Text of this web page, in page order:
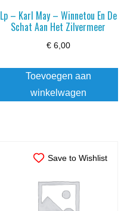
Lp – Karl May – Winnetou En De
Schat Aan Het Zilvermeer
€6,00
Toevoegen aan
winkelwagen
Save to Wishlist